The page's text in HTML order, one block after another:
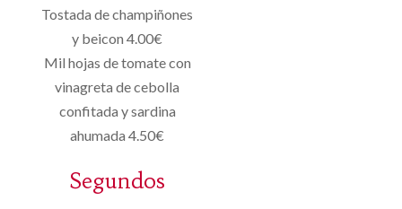
Tostada de champiñones
y beicon 4.00€
Mil hojas de tomate con
vinagreta de cebolla
confitada y sardina
ahumada 4.50€
Segundos